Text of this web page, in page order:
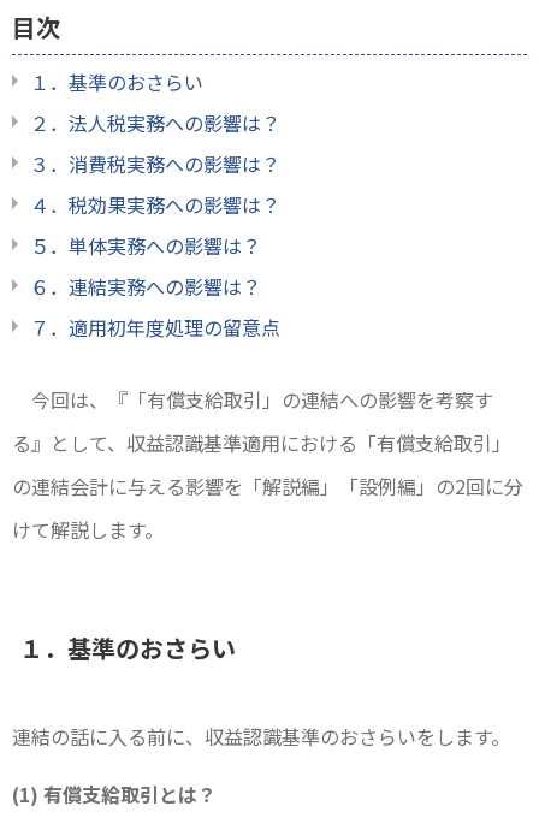
目次
１．基準のおさらい
２．法人税実務への影響は？
３．消費税実務への影響は？
４．税効果実務への影響は？
５．単体実務への影響は？
６．連結実務への影響は？
７．適用初年度処理の留意点
今回は、『「有償支給取引」の連結への影響を考察す
る』として、収益認識基準適用における「有償支給取引」
の連結会計に与える影響を「解説編」「設例編」の2回に分
けて解説します。
１．基準のおさらい
連結の話に入る前に、収益認識基準のおさらいをします。
(1) 有償支給取引とは？